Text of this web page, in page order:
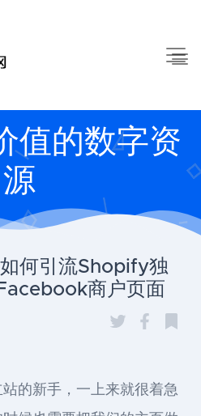
值的数字资
源
何引流Shopify独
商户页面
的新手，一上来就很着急